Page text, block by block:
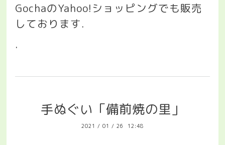
GochaのYahoo! ショッピングでも販売
しております.
.
手ぬぐい「備前焼の里」
2021 / 01 / 26 12:48